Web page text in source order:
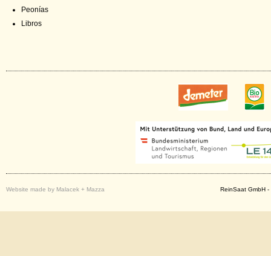
Peonías
Libros
Website made by Malacek + Mazza ReinSaat GmbH